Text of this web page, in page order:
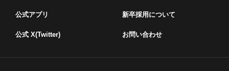
公式アプリ
公式 X(Twitter)
新卒採用について
お問い合わせ